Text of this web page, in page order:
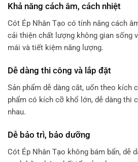
Khả năng cách âm, cách nhiệt
Cót Ép Nhân Tạo có tính năng cách
cải thiện chất lượng không gian sống
mái và tiết kiệm năng lượng.
Dễ dàng thi công và lắp đặt
Sản phẩm dễ dàng cắt, uốn theo kích
phẩm có kích cỡ khổ lớn, dễ dàng thi
nhau.
Dễ bảo trì, bảo dưỡng
Cót Ép Nhân Tạo không bám bẩn, dễ